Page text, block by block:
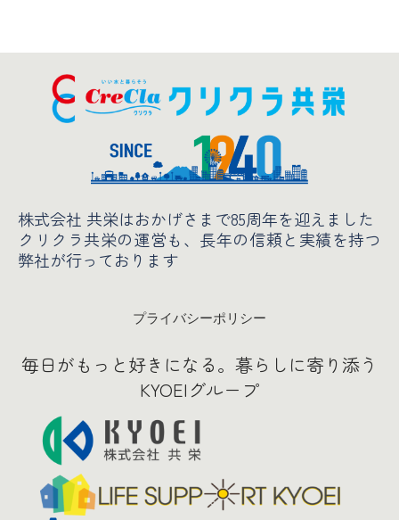
株式会社 共栄はおかげさまで85周年を迎えました
クリクラ共栄の運営も、長年の信頼と実績を持つ
弊社が行っております
プライバシーポリシー
毎日がもっと好きになる。暮らしに寄り添う
KYOEIグループ